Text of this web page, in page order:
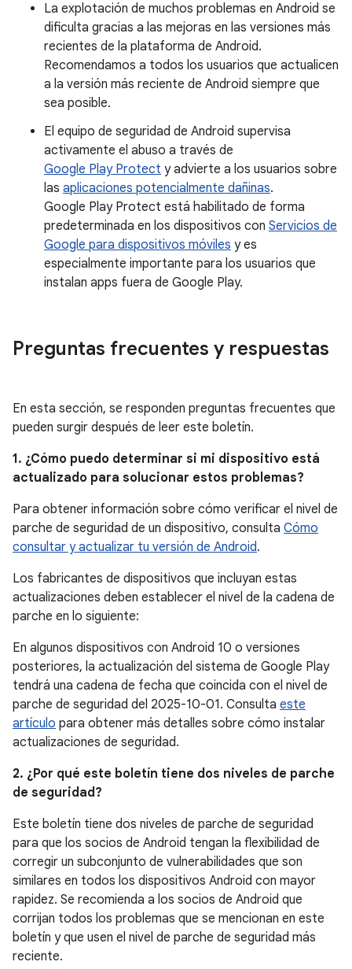
La explotación de muchos problemas en Android se
dificulta gracias a las mejoras en las versiones más
recientes de la plataforma de Android.
Recomendamos a todos los usuarios que actualicen
a la versión más reciente de Android siempre que
sea posible.
El equipo de seguridad de Android supervisa
activamente el abuso a través de
Google Play Protect y advierte a los usuarios sobre
las aplicaciones potencialmente dañinas.
Google Play Protect está habilitado de forma
predeterminada en los dispositivos con Servicios de
Google para dispositivos móviles y es
especialmente importante para los usuarios que
instalan apps fuera de Google Play.
Preguntas frecuentes y respuestas
En esta sección, se responden preguntas frecuentes que
pueden surgir después de leer este boletín.
1. ¿Cómo puedo determinar si mi dispositivo está
actualizado para solucionar estos problemas?
Para obtener información sobre cómo verificar el nivel de
parche de seguridad de un dispositivo, consulta Cómo
consultar y actualizar tu versión de Android.
Los fabricantes de dispositivos que incluyan estas
actualizaciones deben establecer el nivel de la cadena de
parche en lo siguiente:
En algunos dispositivos con Android 10 o versiones
posteriores, la actualización del sistema de Google Play
tendrá una cadena de fecha que coincida con el nivel de
parche de seguridad del 2025-10-01. Consulta este
artículo para obtener más detalles sobre cómo instalar
actualizaciones de seguridad.
2. ¿Por qué este boletín tiene dos niveles de parche
de seguridad?
Este boletín tiene dos niveles de parche de seguridad
para que los socios de Android tengan la flexibilidad de
corregir un subconjunto de vulnerabilidades que son
similares en todos los dispositivos Android con mayor
rapidez. Se recomienda a los socios de Android que
corrijan todos los problemas que se mencionan en este
boletín y que usen el nivel de parche de seguridad más
reciente.